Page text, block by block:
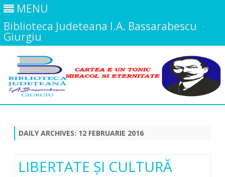
MENU
Biblioteca Judeteana I.A. Bassarabescu
Giurgiu
DAILY ARCHIVES: 12 FEBRUARIE 2016
LIBERTATE ŞI CULTURĂ